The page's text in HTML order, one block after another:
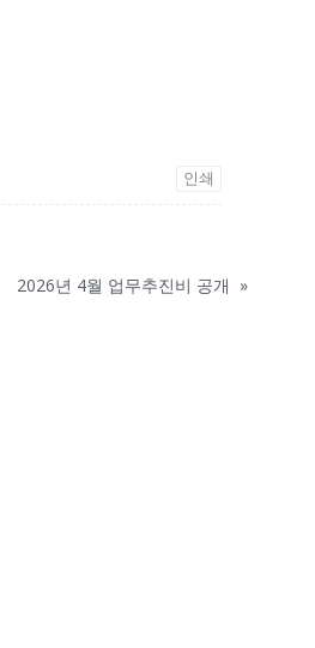
인쇄
2026년 4월 업무추진비 공개 »